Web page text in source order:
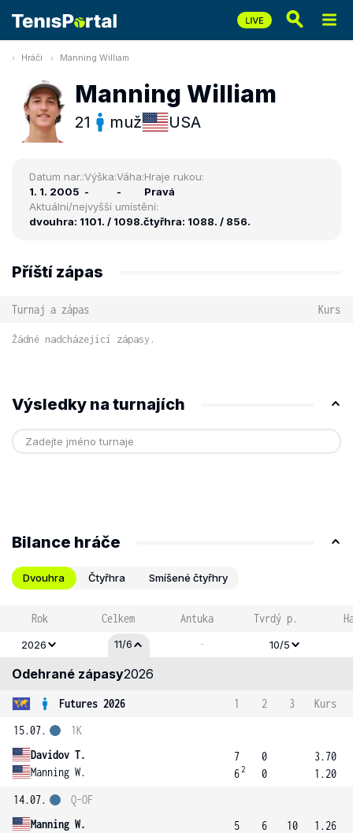
Hráči Manning William
Manning William
21 muž USA
Datum nar.:
1. 1. 2005
Výška:
-
Váha:
-
Hraje rukou:
Pravá
Aktuální/nejvyšší umístění:
dvouhra: 1101. / 1098.čtyřhra: 1088. / 856.
Příští zápas
Turnaj a zápas Kurs
Žádné nadcházející zápasy.
Výsledky na turnajích
Bilance hráče
Dvouhra Čtyřhra Smíšené čtyřhry
Rok Celkem Antuka Tvrdý p.
2026 11/6 - 10/5
Odehrané zápasy2026
Futures 2026 1 2 3
Kurs
15.07.
Davidov T.
Manning W.
1K
7
62
0
0
3.70
1.20
14.07.
Manning W.
Q-OF
5
6
10
1.26